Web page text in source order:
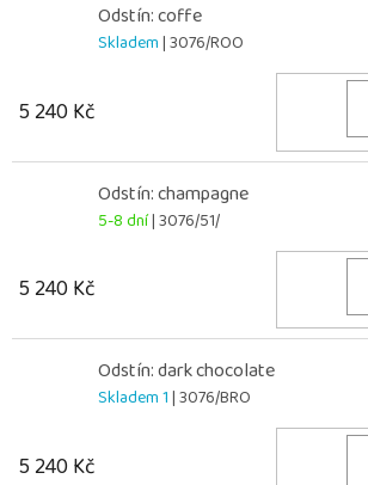
Odstín: coffe
Skladem| 3076/ROO
5 240 Kč
Odstín: champagne
5-8 dní| 3076/51/
5 240 Kč
Odstín: dark chocolate
Skladem 1| 3076/BRO
5 240 Kč